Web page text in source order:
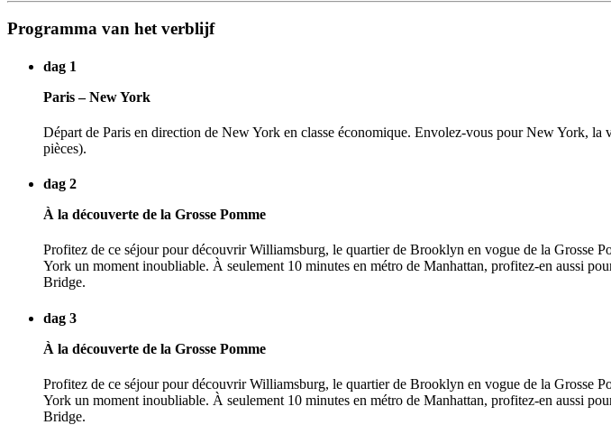
Programma van het verblijf
dag 1
Paris – New York
Départ de Paris en direction de New York en classe économique. Envolez-vous pour New York,
pièces).
dag 2
À la découverte de la Grosse Pomme
Profitez de ce séjour pour découvrir Williamsburg, le quartier de Brooklyn en vogue de la Grosse
York un moment inoubliable. À seulement 10 minutes en métro de Manhattan, profitez-en aussi
Bridge.
dag 3
À la découverte de la Grosse Pomme
Profitez de ce séjour pour découvrir Williamsburg, le quartier de Brooklyn en vogue de la Grosse
York un moment inoubliable. À seulement 10 minutes en métro de Manhattan, profitez-en aussi
Bridge.